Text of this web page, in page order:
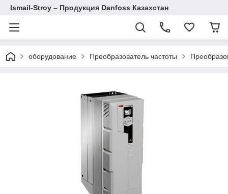
Ismail-Stroy – Продукция Danfoss Казахстан
оборудование Преобразователь частоты